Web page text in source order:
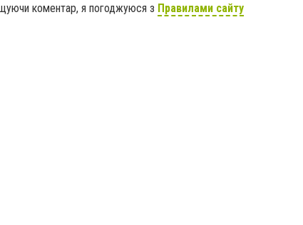
коментар, я погоджуюся з Правилами сайту